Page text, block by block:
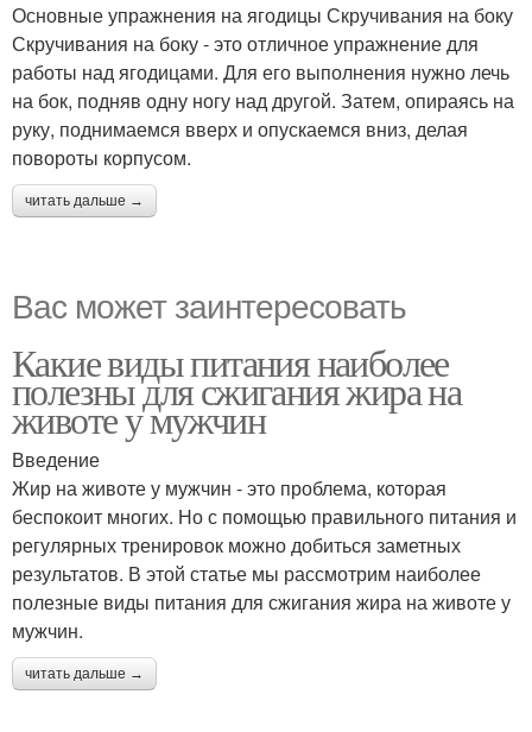
Основные упражнения на ягодицы Скручивания на боку
Скручивания на боку - это отличное упражнение для
работы над ягодицами. Для его выполнения нужно лечь
на бок, подняв одну ногу над другой. Затем, опираясь на
руку, поднимаемся вверх и опускаемся вниз, делая
повороты корпусом.
читать дальше →
Вас может заинтересовать
Какие виды питания наиболее
полезны для сжигания жира на
животе у мужчин
Введение
Жир на животе у мужчин - это проблема, которая
беспокоит многих. Но с помощью правильного питания и
регулярных тренировок можно добиться заметных
результатов. В этой статье мы рассмотрим наиболее
полезные виды питания для сжигания жира на животе у
мужчин.
читать дальше →